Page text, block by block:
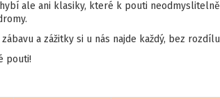
ale ani klasiky, které k pouti
a zážitky si u nás najde každý, bez
pouti!